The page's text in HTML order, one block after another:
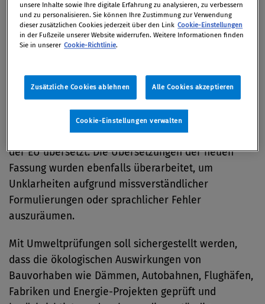
späteren Änderungen sind seit 17. Februar 2012 zu
einem einzigen Rechtsakt zusammengeführt
worden, ohne die ursprünglichen Vorschriften zu
sich von dieser "Kodifizierung", dass der
Umweltschutzfaktor der Richtlinie erhöht und
wird. Ebenso wie die bestehenden Vorschriften
wurde die kodifizierte Fassung in alle Amtssprachen
der EU übersetzt. Die Übersetzungen der neuen
Fassung wurden ebenfalls überarbeitet, um
Unklarheiten aufgrund missverständlicher
Formulierungen oder sprachlicher Fehler
auszuräumen.
Mit Umweltprüfungen soll sichergestellt werden,
dass die ökologischen Auswirkungen von
Bauvorhaben wie Dämmen, Autobahnen, Flughäfen,
Fabriken und Energie-Projekten geprüft und
unsere Inhalte sowie Ihre digitale Erfahrung zu analysieren, zu verbessern
und zu personalisieren. Sie können Ihre Zustimmung zur Verwendung
dieser zusätzlichen Cookies jederzeit über den Link Cookie-Einstellungen
in der Fußzeile unserer Website widerrufen. Weitere Informationen finden
Sie in unserer Cookie-Richtlinie.
Zusätzliche Cookies ablehnen Alle Cookies akzeptieren
Cookie-Einstellungen verwalten